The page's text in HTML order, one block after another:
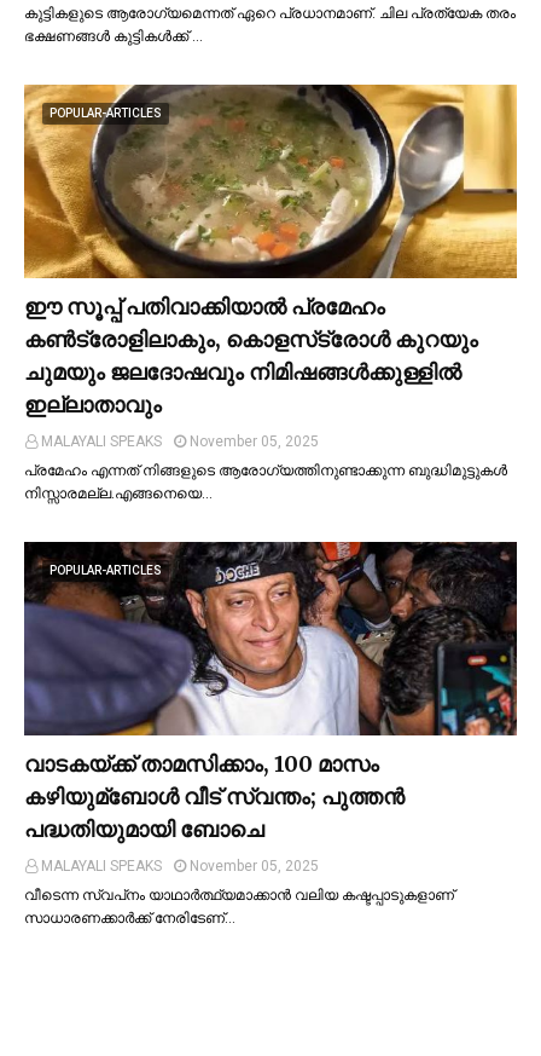
കുട്ടികളുടെ ആരോഗ്യമെന്നത് ഏറെ പ്രധാനമാണ്. ചില പ്രത്യേക തരം
ഭക്ഷണങ്ങള്‍ കുട്ടികള്‍ക്ക് …
POPULAR-ARTICLES
ഈ സൂപ്പ് പതിവാക്കിയാല്‍ പ്രമേഹം
കണ്‍ട്രോളിലാകും, കൊളസ്‌ട്രോള്‍ കുറയും
ചുമയും ജലദോഷവും നിമിഷങ്ങള്‍ക്കുള്ളില്‍
ഇല്ലാതാവും
MALAYALI SPEAKS
November 05, 2025
പ്രമേഹം എന്നത് നിങ്ങളുടെ ആരോഗ്യത്തിനുണ്ടാക്കുന്ന ബുദ്ധിമുട്ടുകള്‍
നിസ്സാരമല്ല.എങ്ങനെയെ…
POPULAR-ARTICLES
വാടകയ്ക്ക് താമസിക്കാം, 100 മാസം
കഴിയുമ്ബോള്‍ വീട് സ്വന്തം; പുത്തന്‍
പദ്ധതിയുമായി ബോചെ
MALAYALI SPEAKS
November 05, 2025
വീടെന്ന സ്വപ്‌നം യാഥാര്‍ത്ഥ്യമാക്കാന്‍ വലിയ കഷ്ടപ്പാടുകളാണ്
സാധാരണക്കാര്‍ക്ക് നേരിടേണ്…